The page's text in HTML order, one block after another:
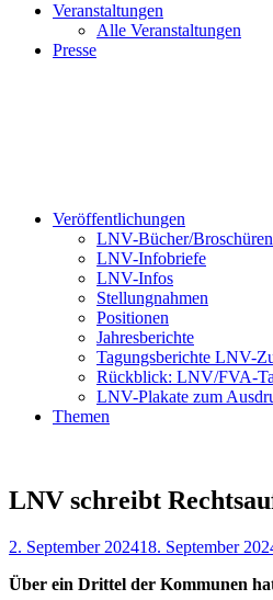
Veranstaltungen
Alle Veranstaltungen
Presse
Veröffentlichungen
LNV-Bücher/
LNV-Infobriefe
LNV-Infos
Stellungnahmen
Positionen
Jahresberichte
Tagungsberichte LNV-
Rückblick: LNV/FVA-
LNV-Plakate zum
Themen
LNV schreibt
2. September 202418. September
Über ein Drittel der Kommunen